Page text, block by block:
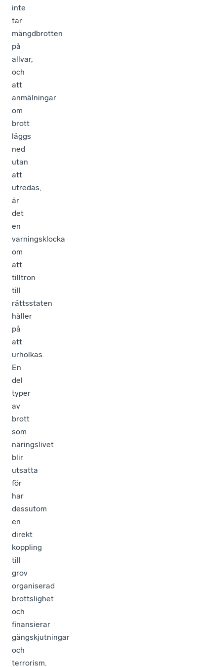
inte
tar
mängdbrotten
på
allvar,
och
att
anmälningar
om
brott
läggs
ned
utan
att
utredas,
är
det
en
varningsklocka
om
att
tilltron
till
rättsstaten
håller
på
att
urholkas.
En
del
typer
av
brott
som
näringslivet
blir
utsatta
för
har
dessutom
en
direkt
koppling
till
grov
organiserad
brottslighet
och
finansierar
gängskjutningar
och
terrorism.